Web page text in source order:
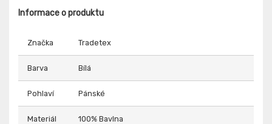
Informace o produktu
Značka Tradetex
Barva Bílá
Pohlaví Pánské
Materiál 100% Bavlna